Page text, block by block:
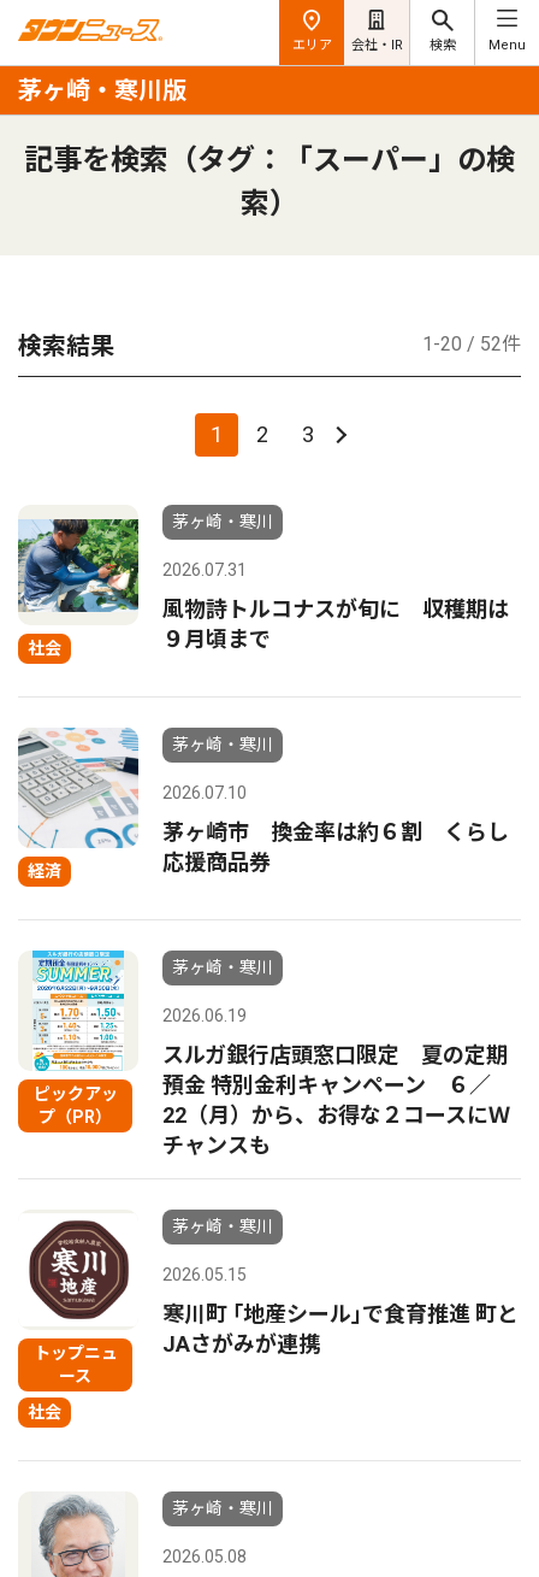
エリア 会社・IR 検索 Menu
茅ヶ崎・寒川版
記事を検索（タグ：「スーパー」の検
索）
検索結果 1-20 / 52件
1 2 3
社会
茅ヶ崎・寒川
2026.07.31
風物詩トルコナスが旬に 収穫期は
９月頃まで
経済
茅ヶ崎・寒川
2026.07.10
茅ヶ崎市 換金率は約６割 くらし
応援商品券
ピックアッ
プ（PR）
茅ヶ崎・寒川
2026.06.19
スルガ銀行店頭窓口限定 夏の定期
預金 特別金利キャンペーン ６／
22（月）から、お得な２コースにＷ
チャンスも
トップニュ
ース
社会
茅ヶ崎・寒川
2026.05.15
寒川町 ｢地産シール｣で食育推進 町と
JAさがみが連携
茅ヶ崎・寒川
2026.05.08